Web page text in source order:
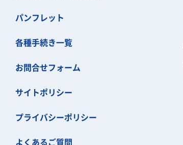
パンフレット
各種手続き一覧
お問合せフォーム
サイトポリシー
プライバシーポリシー
よくあるご質問